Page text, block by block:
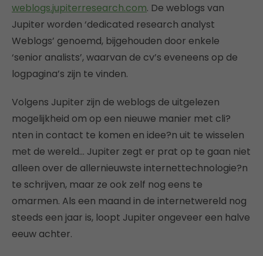
weblogs.jupiterresearch.com. De weblogs van
Jupiter worden ‘dedicated research analyst
Weblogs’ genoemd, bijgehouden door enkele
‘senior analists’, waarvan de cv’s eveneens op de
logpagina’s zijn te vinden.
Volgens Jupiter zijn de weblogs de uitgelezen
mogelijkheid om op een nieuwe manier met cli?
nten in contact te komen en idee?n uit te wisselen
met de wereld… Jupiter zegt er prat op te gaan niet
alleen over de allernieuwste internettechnologie?n
te schrijven, maar ze ook zelf nog eens te
omarmen. Als een maand in de internetwereld nog
steeds een jaar is, loopt Jupiter ongeveer een halve
eeuw achter.